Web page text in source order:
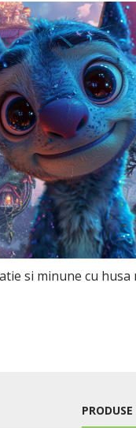
si minune cu